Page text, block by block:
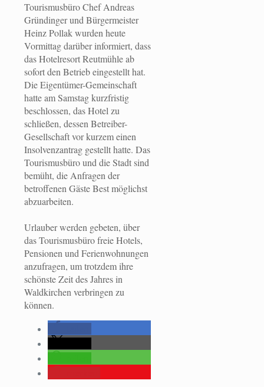
Tourismusbüro Chef Andreas
Gründinger und Bürgermeister
Heinz Pollak wurden heute
Vormittag darüber informiert, dass
das Hotelresort Reutmühle ab
sofort den Betrieb eingestellt hat.
Die Eigentümer-Gemeinschaft
hatte am Samstag kurzfristig
beschlossen, das Hotel zu
schließen, dessen Betreiber-
Gesellschaft vor kurzem einen
Insolvenzantrag gestellt hatte. Das
Tourismusbüro und die Stadt sind
bemüht, die Anfragen der
betroffenen Gäste Best möglichst
abzuarbeiten.
Urlauber werden gebeten, über
das Tourismusbüro freie Hotels,
Pensionen und Ferienwohnungen
anzufragen, um trotzdem ihre
schönste Zeit des Jahres in
Waldkirchen verbringen zu
können.